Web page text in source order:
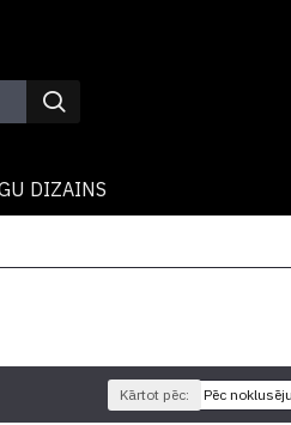
DIZAINS
Kārtot pēc: